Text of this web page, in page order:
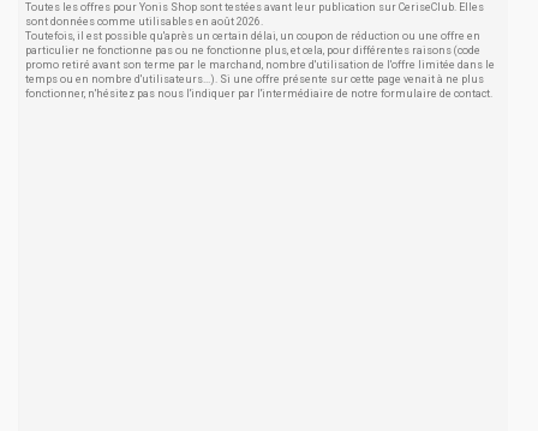
Toutes les offres pour Yonis Shop sont testées avant leur publication sur CeriseClub. Elles
sont données comme utilisables en août 2026.
Toutefois, il est possible qu'après un certain délai, un coupon de réduction ou une offre en
particulier ne fonctionne pas ou ne fonctionne plus, et cela, pour différentes raisons (code
promo retiré avant son terme par le marchand, nombre d'utilisation de l'offre limitée dans le
temps ou en nombre d'utilisateurs...). Si une offre présente sur cette page venait à ne plus
fonctionner, n'hésitez pas nous l'indiquer par l'intermédiaire de notre formulaire de contact.